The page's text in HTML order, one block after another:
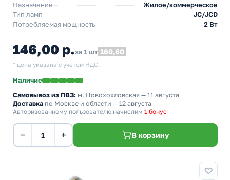
Назначение
Жилое/коммерческое
Тип ламп
JC/JCD
Потребляемая мощность
2 Вт
146,00 р.за 1 шт 160,60
* цена указана с учетом НДС.
Наличие
Самовывоз из ПВЗ: м. Новохохловская — 11 августа
Доставка по Москве и области — 12 августа
Авторизованному пользователю начислим 1 бонус
− + В корзину